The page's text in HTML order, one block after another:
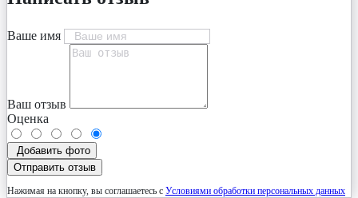
Ваше имя
Ваш отзыв
Оценка
Добавить фото
Отправить отзыв
Нажимая на кнопку, вы соглашаетесь с Условиями обработки персональных данных